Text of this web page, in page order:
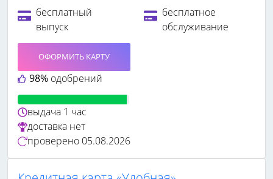
бесплатный
выпуск
бесплатное
обслуживание
98% одобрений
ОФОРМИТЬ КАРТУ
выдача 1 час
доставка нет
проверено 05.08.2026